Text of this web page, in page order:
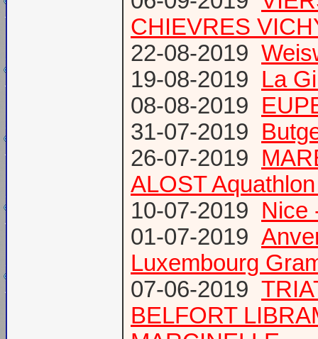
CHIEVRES
22-08-2019
19-08-2019 La
08-08-2019
31-07-2019
26-07-2019
ALOST
10-07-2019 Nice
01-07-2019
Luxembourg
07-06-2019
BELFORT